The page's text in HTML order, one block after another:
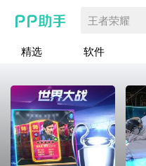
王者荣耀
精选 软件